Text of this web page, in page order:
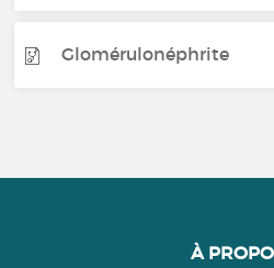
Glomérulonéphrite
À